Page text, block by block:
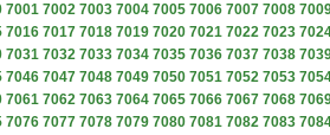
7001 7002 7003 7004 7005 7006 7007 7008
7016 7017 7018 7019 7020 7021 7022 7023
7031 7032 7033 7034 7035 7036 7037 7038
7046 7047 7048 7049 7050 7051 7052 7053
7061 7062 7063 7064 7065 7066 7067 7068
7076 7077 7078 7079 7080 7081 7082 7083